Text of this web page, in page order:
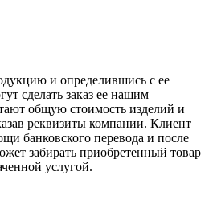
и определившись с ее
сделать заказ ее нашим
общую стоимость изделий и
реквизиты компании. Клиент
банковского перевода и после
забирать приобретенный товар
услугой.